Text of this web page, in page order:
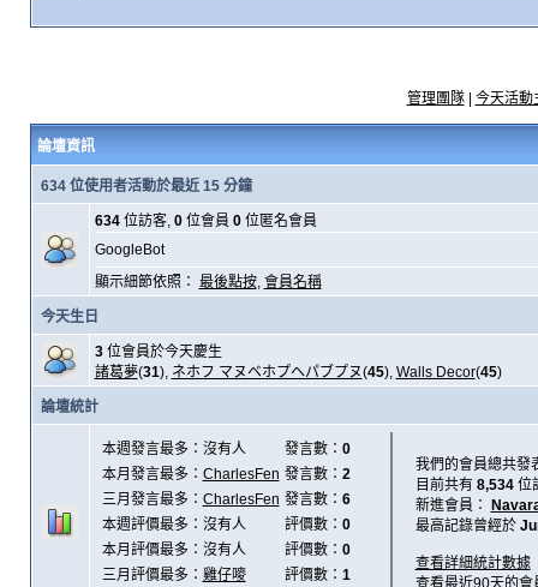
管理團隊| 今天活動
論壇資訊
634 位使用者活動於最近 15 分鐘
634位訪客, 0位會員 0位匿名會員
GoogleBot
顯示細節依照： 最後點按, 會員名稱
今天生日
3位會員於今天慶生
諸葛夢(31), ネホフ マヌベホプヘパブプヌ(45), Walls Decor(45)
論壇統計
本週發言最多：沒有人 發言數： 0
本月發言最多： CharlesFen 發言數： 2
三月發言最多： CharlesFen 發言數： 6
本週評價最多：沒有人
評價數： 0
本月評價最多：沒有人
評價數： 0
三月評價最多： 雞仔嘜 評價數： 1
我們的會員總共發
目前共有 8,534位
新進會員：
最高記錄曾經於
查看詳細統計數據
查看最近90天的會